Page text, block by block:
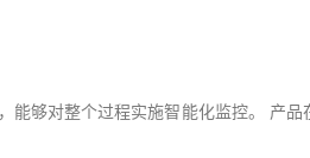
够对整个过程实施智能化监控。 产品